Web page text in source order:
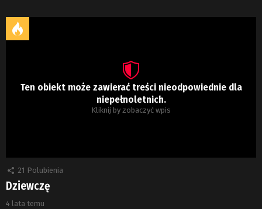
Ten obiekt może zawierać treści nieodpowiednie dla
niepełnoletnich.
Kliknij by zobaczyć wpis
21 Polubienia
Dziewczę
4 lata temu